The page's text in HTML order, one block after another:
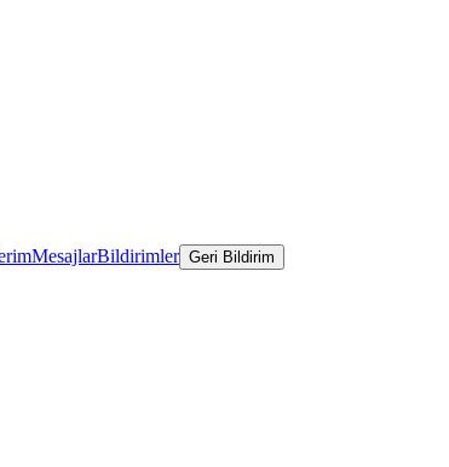
MesajlarBildirimler Geri Bildirim